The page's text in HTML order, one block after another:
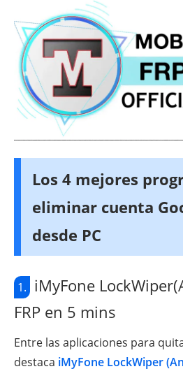
Los 4 mejores
eliminar cuenta
desde PC
1. iMyFone
FRP en 5 mins
Entre las aplicaciones para
destaca iMyFone LockWiper